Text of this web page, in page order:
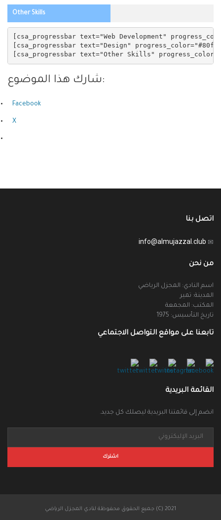
Other Skills
[csa_progressbar text="Web Development"
[csa_progressbar text="Design"
شارك هذا الموضوع:
Facebook
X
اتصل بنا
info@almujazzal.club
من نحن
اسم النادي: المجزل الرياضي
المدينة: تمير
المكتب: المجمعة
تاريخ التأسيس: 1975
تابعنا على مواقع التواصل الاجتماعي
القائمة البريدية
انضم إلى قائمتنا البريدية ليصلك كل جديد.
جميع الحقوق محفوظة لنادي المجزل الرياضي (C) 2021